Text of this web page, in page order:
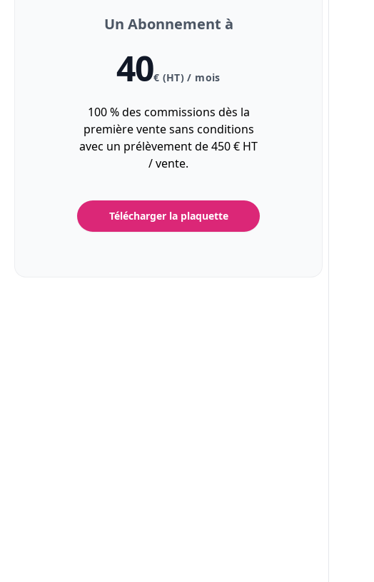
Un Abonnement à
40€ (HT) / mois
100 % des commissions dès la
première vente sans conditions
avec un prélèvement de 450 € HT
/ vente.
Télécharger la plaquette